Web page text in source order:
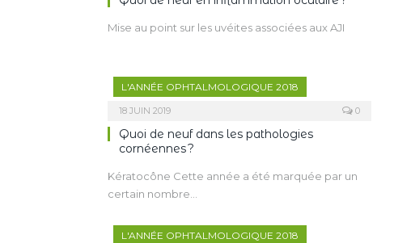
Mise au point sur les uvéites associées aux AJI
L'ANNÉE OPHTALMOLOGIQUE 2018
18 JUIN 2019 0
Quoi de neuf dans les pathologies
cornéennes ?
Kératocône Cette année a été marquée par un
certain nombre…
L'ANNÉE OPHTALMOLOGIQUE 2018